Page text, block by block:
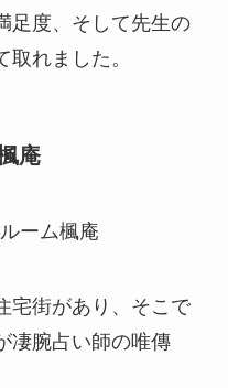
足度、そして先生の
れました。
庵
宅街があり、そこで
凄腕占い師の唯傳